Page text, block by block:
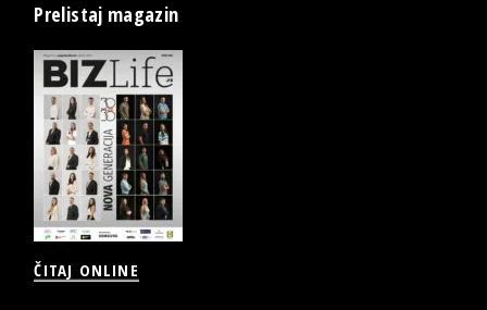
Prelistaj magazin
ČITAJ ONLINE